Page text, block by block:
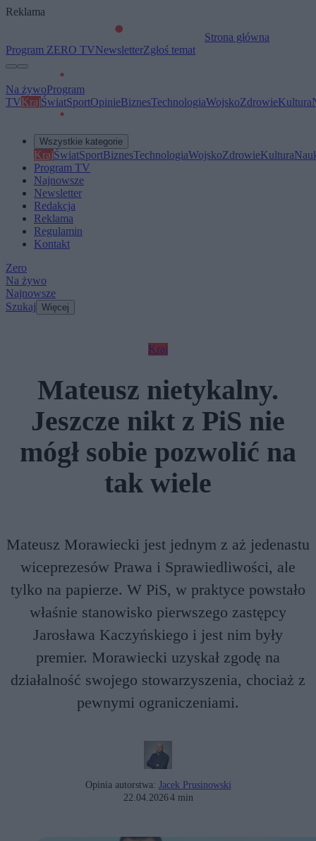
Reklama
Strona główna
Program ZERO TVNewsletterZgłoś temat
Na żywoProgram
TVKrajŚwiatSportOpinieBiznesTechnologiaWojskoZdrowieKultura
Wszystkie kategorie
KrajŚwiatSportBiznesTechnologiaWojskoZdrowieKultura
Program TV
Najnowsze
Newsletter
Redakcja
Reklama
Regulamin
Kontakt
Zero
Na żywo
Najnowsze
Szukaj Więcej
Kraj
Mateusz nietykalny.
Jeszcze nikt z PiS nie
mógł sobie pozwolić na
tak wiele
Mateusz Morawiecki jest jednym z aż jedenastu
wiceprezesów Prawa i Sprawiedliwości, ale
tylko na papierze. W PiS, w praktyce powstało
właśnie stanowisko pierwszego zastępcy
Jarosława Kaczyńskiego i jest nim były
premier. Morawiecki uzyskał zgodę na
działalność swojego stowarzyszenia, chociaż z
pewnymi ograniczeniami.
Opinia autorstwa: Jacek Prusinowski
22.04.20264 min